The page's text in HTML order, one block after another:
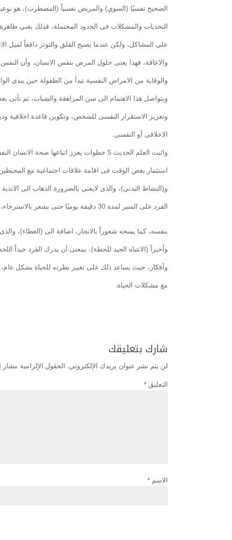
الصحيح نفسيًا (السوي) والمريض نفسياً (المضطرب)، هو
التحديات والمشكلات فى الحدود المحتملة، فذلك يعنى
على المشاكل، ولكن عندما يصبح القلق والتوتر دافعاً لميل
والاعاقة، فهذا يعنى حلول المرض بنفس الانسان، وأن النفس
والوقاية من الامراض النفسية تبدأ من الطفولة حين يبدى
ويتواصل هذا الاهتمام الى سن المراهقة والشباب، ثم تأتى بعد
وتعزيز الاستقرار النفسى للشخص، وتكوين قاعدة اخلاقية
الاخلاقى أو النفسى.
واثبت العلم الحديث 5 خطوات يعزز اتباعها صحة الانسان النفسية، وتتمثل هذه الخطوات فى (التواصل)، حيث يمكن للانسان
استثمار بعض الوقت فى اقامة علاقات اجتماعية مع
و(النشاط البدنى)، والذى لايعنى بالضرورة الذهاب الى
الفرد على السير لمدة 30 دقيقة يوميًا حتى يشعر بالاسترخاء، و(التعلم)، لأن من شأنه أن يزيد ثقة الانسان
بنفسه، كما يمنحه شعوراً بالانجاز، اضافة الى (العطاء)،
وأخيراً (الانتباه الجيد للحظة)، بمعنى أن يدرك الفرد جيداً
وأفكار، حيث يساعد ذلك على تغيير نظرته للحياة بشكل عام،
مع مشكلات الحياة.
شارك بتعليقك
لن يتم نشر عنوان بريدك الإلكتروني. الحقول الإلزامية مشار
التعليق *
الاسم *